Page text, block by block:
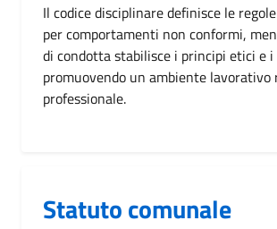
Il codice disciplinare definisce le
per comportamenti non conformi,
di condotta stabilisce i principi etici e
promuovendo un ambiente lavorativo
professionale.
Statuto comunale